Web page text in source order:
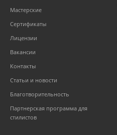
Мастерские
Сертификаты
Лицензии
Вакансии
Контакты
Статьи и новости
Благотворительность
Партнерская программа для
стилистов